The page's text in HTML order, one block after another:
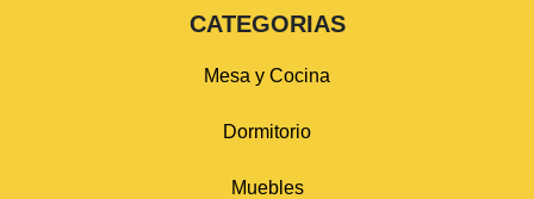
CATEGORIAS
Mesa y Cocina
Dormitorio
Muebles